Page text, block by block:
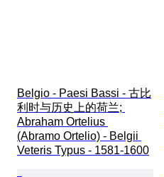
Belgio - Paesi Bassi - 古比
利时与历史上的荷兰;
Abraham Ortelius
(Abramo Ortelio) - Belgii
Veteris Typus - 1581-1600